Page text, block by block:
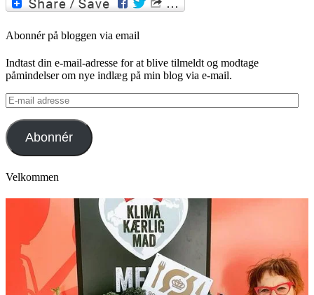
Abonnér på bloggen via email
Indtast din e-mail-adresse for at blive tilmeldt og modtage
påmindelser om nye indlæg på min blog via e-mail.
E-
mail
adresse
Abonnér
Velkommen